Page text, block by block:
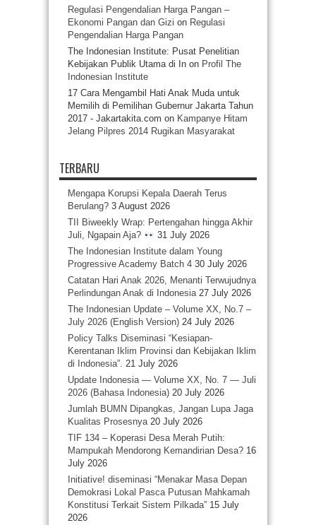
Regulasi Pengendalian Harga Pangan –
Ekonomi Pangan dan Gizi on Regulasi
Pengendalian Harga Pangan
The Indonesian Institute: Pusat Penelitian
Kebijakan Publik Utama di In on Profil The
Indonesian Institute
17 Cara Mengambil Hati Anak Muda untuk
Memilih di Pemilihan Gubernur Jakarta Tahun
2017 - Jakartakita.com on Kampanye Hitam
Jelang Pilpres 2014 Rugikan Masyarakat
TERBARU
Mengapa Korupsi Kepala Daerah Terus
Berulang? 3 August 2026
TII Biweekly Wrap: Pertengahan hingga Akhir
Juli, Ngapain Aja?
31 July 2026
The Indonesian Institute dalam Young
Progressive Academy Batch 4 30 July 2026
Catatan Hari Anak 2026, Menanti Terwujudnya
Perlindungan Anak di Indonesia 27 July 2026
The Indonesian Update – Volume XX, No.7 –
July 2026 (English Version) 24 July 2026
Policy Talks Diseminasi “Kesiapan-
Kerentanan Iklim Provinsi dan Kebijakan Iklim
di Indonesia”. 21 July 2026
Update Indonesia — Volume XX, No. 7 — Juli
2026 (Bahasa Indonesia) 20 July 2026
Jumlah BUMN Dipangkas, Jangan Lupa Jaga
Kualitas Prosesnya 20 July 2026
TIF 134 – Koperasi Desa Merah Putih:
Mampukah Mendorong Kemandirian Desa? 16
July 2026
Initiative! diseminasi “Menakar Masa Depan
Demokrasi Lokal Pasca Putusan Mahkamah
Konstitusi Terkait Sistem Pilkada” 15 July
2026